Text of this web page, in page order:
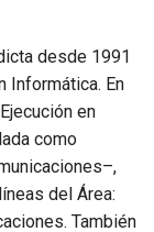
desde 1991
Informática. En
en
como
del Área:
También